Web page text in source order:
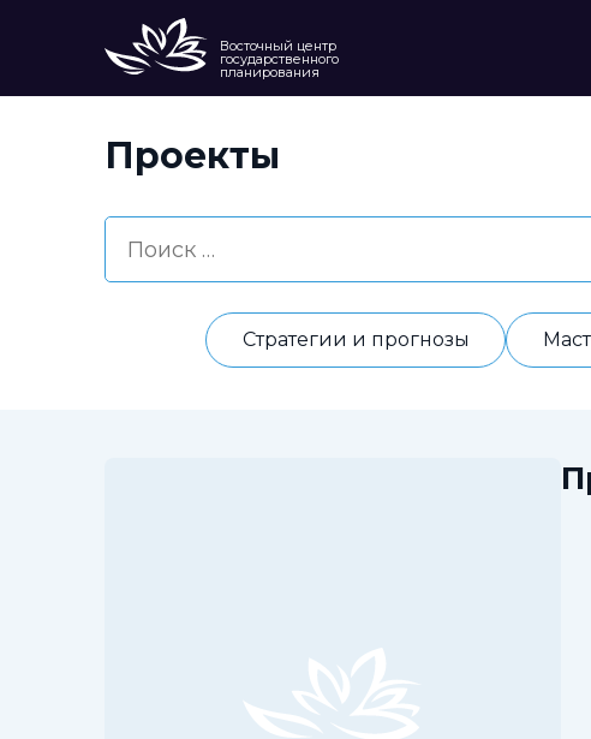
Восточный центр
государственного
планирования
Проекты
Стратегии и прогнозы